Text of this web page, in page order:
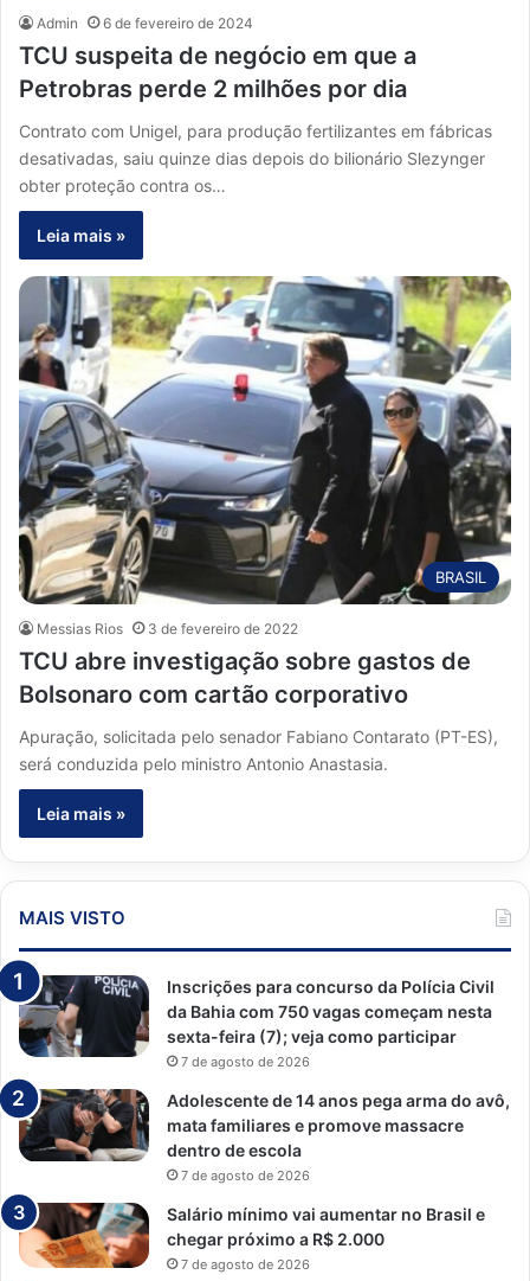
Admin 6 de fevereiro de 2024
TCU suspeita de negócio em que a
Petrobras perde 2 milhões por dia
Contrato com Unigel, para produção fertilizantes em fábricas
desativadas, saiu quinze dias depois do bilionário Slezynger
obter proteção contra os…
Leia mais »
BRASIL
Messias Rios 3 de fevereiro de 2022
TCU abre investigação sobre gastos de
Bolsonaro com cartão corporativo
Apuração, solicitada pelo senador Fabiano Contarato (PT-ES),
será conduzida pelo ministro Antonio Anastasia.
Leia mais »
MAIS VISTO
Inscrições para concurso da Polícia Civil
da Bahia com 750 vagas começam nesta
sexta-feira (7); veja como participar
7 de agosto de 2026
Adolescente de 14 anos pega arma do avô,
mata familiares e promove massacre
dentro de escola
7 de agosto de 2026
Salário mínimo vai aumentar no Brasil e
chegar próximo a R$ 2.000
7 de agosto de 2026